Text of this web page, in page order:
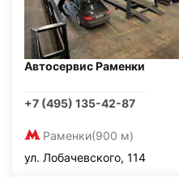
Автосервис Раменки
+7 (495) 135-42-87
Раменки(900 м)
ул. Лобачевского, 114